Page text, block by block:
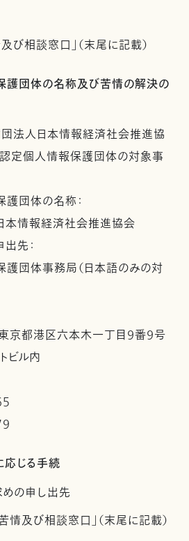
び相談窓口」（末尾に記載）
団体の名称及び苦情の解決の
団法人日本情報経済社会推進協
認定個人情報保護団体の対象事
団体の名称：
本情報経済社会推進協会
先：
団体事務局（日本語のみの対
都港区六本木一丁目９番９号
ビル内
じる手続
の申し出先
情及び相談窓口」（末尾に記載）